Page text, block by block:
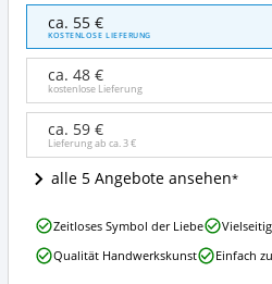
Pandora
Bead
Charms
Silber_vergoldet
Angebote:
dieser
Pandora
Clip-
Charm
erhältlich?
ca. 55 €
KOSTENLOSE LIEFERUNG
ca. 48 €
kostenlose Lieferung
ca. 59 €
Lieferung ab ca.3 €
alle 5 Angebote ansehen
Pandora
Bead
Zeitloses Symbol der Liebe
Qualität Handwerkskunst
Einfach